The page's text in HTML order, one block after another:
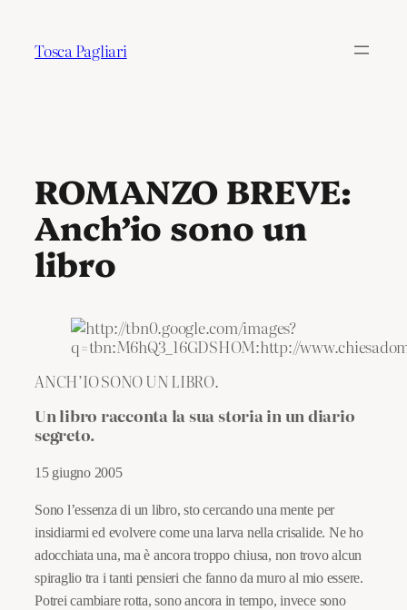
Tosca Pagliari
ROMANZO BREVE:
Anch’io sono un
libro
ANCH’IO SONO UN LIBRO.
Un libro racconta la sua storia in un diario
segreto.
15 giugno 2005
Sono l’essenza di un libro, sto cercando una mente per
insidiarmi ed evolvere come una larva nella crisalide. Ne ho
adocchiata una, ma è ancora troppo chiusa, non trovo alcun
spiraglio tra i tanti pensieri che fanno da muro al mio essere.
Potrei cambiare rotta, sono ancora in tempo, invece sono